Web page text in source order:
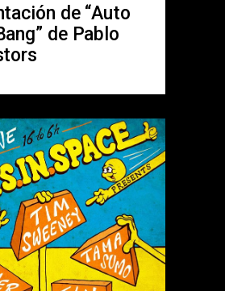
de “Auto
de Pablo